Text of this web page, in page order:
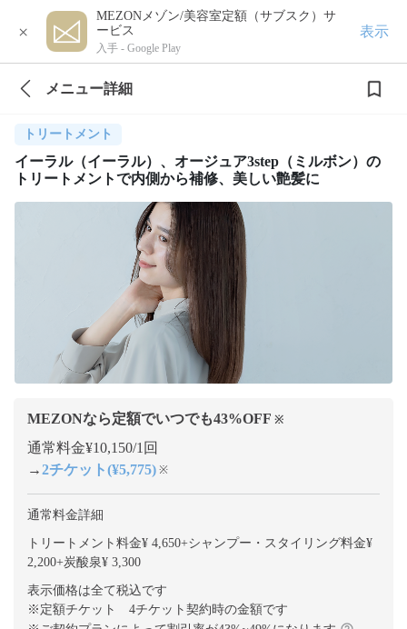
×
MEZONメゾン/美容室定額（サブスク）サ
ービス
入手 - Google Play
表示
メニュー詳細
トリートメント
イーラル（イーラル）、オージュア3step（ミルボン）の
トリートメントで内側から補修、美しい艶髪に
MEZONなら定額でいつでも43%OFF ※
通常料金¥10,150/1回
→2チケット(¥5,775) ※
通常料金詳細
トリートメント料金¥ 4,650+シャンプー・スタイリング料金¥
2,200+炭酸泉¥ 3,300
表示価格は全て税込です
※定額チケット 4チケット契約時の金額です